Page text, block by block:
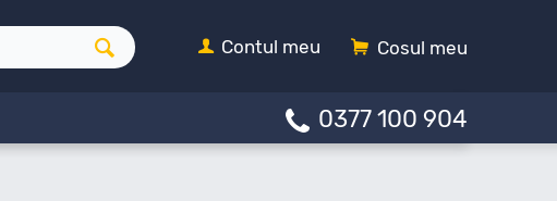
Cosul meu
Contul meu
0377 100 904